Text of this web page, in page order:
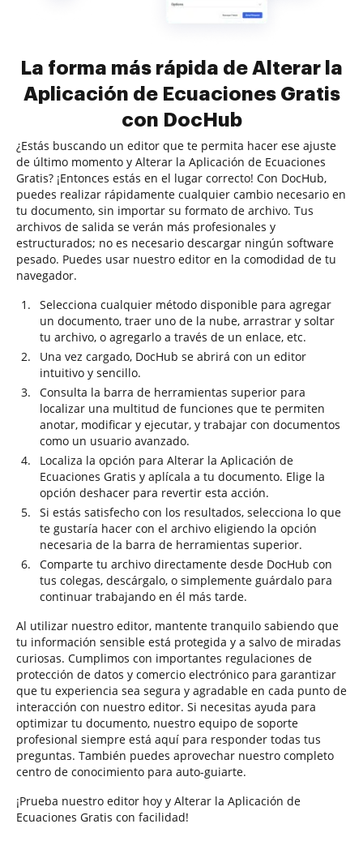
La forma más rápida de Alterar la
Aplicación de Ecuaciones Gratis
con DocHub
¿Estás buscando un editor que te permita hacer ese ajuste
de último momento y Alterar la Aplicación de Ecuaciones
Gratis? ¡Entonces estás en el lugar correcto! Con DocHub,
puedes realizar rápidamente cualquier cambio necesario en
tu documento, sin importar su formato de archivo. Tus
archivos de salida se verán más profesionales y
estructurados; no es necesario descargar ningún software
pesado. Puedes usar nuestro editor en la comodidad de tu
navegador.
Selecciona cualquier método disponible para agregar
un documento, traer uno de la nube, arrastrar y soltar
tu archivo, o agregarlo a través de un enlace, etc.
Una vez cargado, DocHub se abrirá con un editor
intuitivo y sencillo.
Consulta la barra de herramientas superior para
localizar una multitud de funciones que te permiten
anotar, modificar y ejecutar, y trabajar con documentos
como un usuario avanzado.
Localiza la opción para Alterar la Aplicación de
Ecuaciones Gratis y aplícala a tu documento. Elige la
opción deshacer para revertir esta acción.
Si estás satisfecho con los resultados, selecciona lo que
te gustaría hacer con el archivo eligiendo la opción
necesaria de la barra de herramientas superior.
Comparte tu archivo directamente desde DocHub con
tus colegas, descárgalo, o simplemente guárdalo para
continuar trabajando en él más tarde.
Al utilizar nuestro editor, mantente tranquilo sabiendo que
tu información sensible está protegida y a salvo de miradas
curiosas. Cumplimos con importantes regulaciones de
protección de datos y comercio electrónico para garantizar
que tu experiencia sea segura y agradable en cada punto de
interacción con nuestro editor. Si necesitas ayuda para
optimizar tu documento, nuestro equipo de soporte
profesional siempre está aquí para responder todas tus
preguntas. También puedes aprovechar nuestro completo
centro de conocimiento para auto-guiarte.
¡Prueba nuestro editor hoy y Alterar la Aplicación de
Ecuaciones Gratis con facilidad!